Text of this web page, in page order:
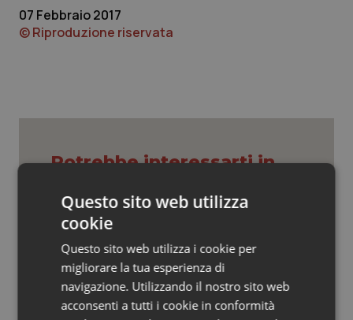
Veneto
Oncoematologia
Quotidiano Oncologia
Quotidiano Pediatria
Rene & patologie urogenitali
07 Febbraio 2017
© Riproduzione riservata
Potrebbe interessarti in
Spallanzani: capire la ricerca per
comprendere il presente
Regione Lombardia scrive al ministro
Questo sito web utilizza
cookie
Questo sito web utilizza i cookie per
migliorare la tua esperienza di
navigazione. Utilizzando il nostro sito web
acconsenti a tutti i cookie in conformità